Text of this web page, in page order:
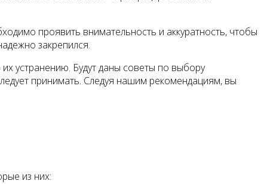
проявить внимательность и аккуратность, чтобы
закрепился.
устранению. Будут даны советы по выбору
принимать. Следуя нашим рекомендациям, вы
из них: